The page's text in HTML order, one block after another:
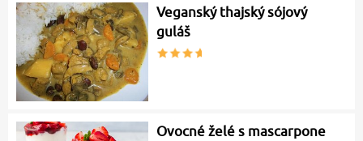
Veganský thajský sójový
guláš
Ovocné želé s mascarpone